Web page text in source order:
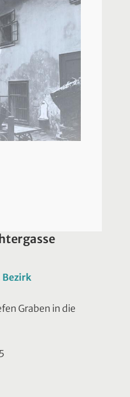
Bezirk
Graben in die